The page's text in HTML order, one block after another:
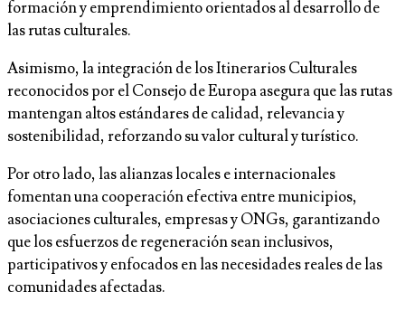
formación y emprendimiento orientados al desarrollo de
las rutas culturales.
Asimismo, la integración de los Itinerarios Culturales
reconocidos por el Consejo de Europa asegura que las rutas
mantengan altos estándares de calidad, relevancia y
sostenibilidad, reforzando su valor cultural y turístico.
Por otro lado, las alianzas locales e internacionales
fomentan una cooperación efectiva entre municipios,
asociaciones culturales, empresas y ONGs, garantizando
que los esfuerzos de regeneración sean inclusivos,
participativos y enfocados en las necesidades reales de las
comunidades afectadas.